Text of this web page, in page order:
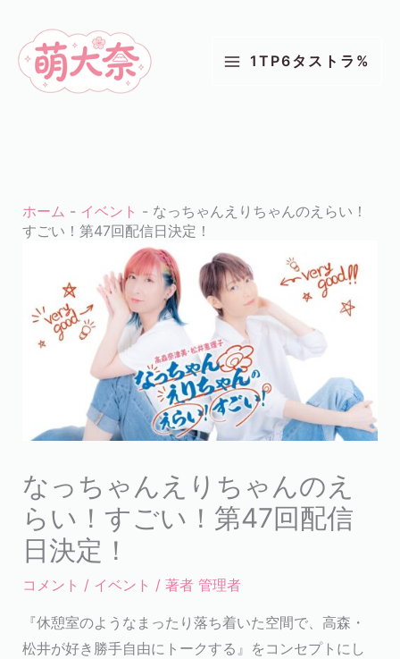
1TP6タストラ%
ホーム - イベント - なっちゃんえりちゃんのえらい！
すごい！第47回配信日決定！
なっちゃんえりちゃんのえ
らい！すごい！第47回配信
日決定！
コメント / イベント / 著者 管理者
『休憩室のようなまったり落ち着いた空間で、高森・
松井が好き勝手自由にトークする』をコンセプトにし